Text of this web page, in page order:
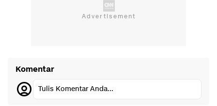
Komentar
Tulis Komentar Anda...